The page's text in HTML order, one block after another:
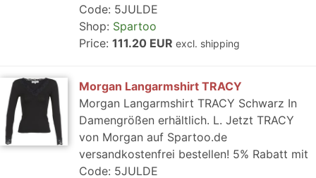
Code: 5JULDE
Shop: Spartoo
Price: 111.20 EUR excl. shipping
Morgan Langarmshirt TRACY
Morgan Langarmshirt TRACY Schwarz In
Damengrößen erhältlich. L. Jetzt TRACY
von Morgan auf Spartoo.de
versandkostenfrei bestellen! 5% Rabatt mit
Code: 5JULDE